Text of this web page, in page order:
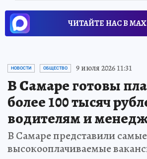
ЧИТАЙТЕ НАС В
НОВОСТИ ОБЩЕСТВО 9 июля 2026 11:31
В Самаре готовы
более 100 тысяч
водителям и
В Самаре представили самые
высокооплачиваемые